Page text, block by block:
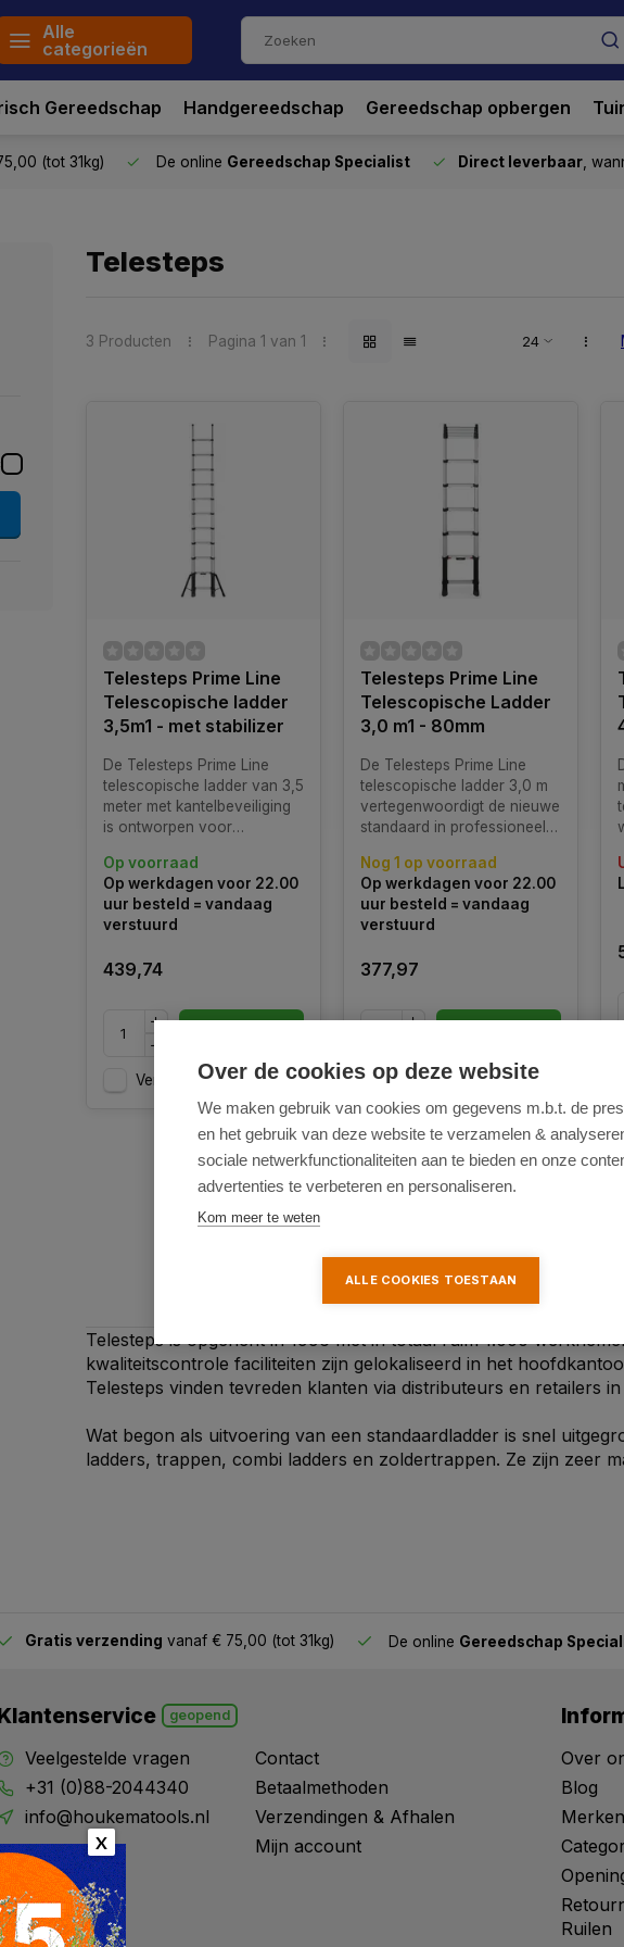
Alle
categorieën
Gereedschap Handgereedschap Gereedschap opbergen
(tot 31kg) De online Gereedschap Specialist Direct leverbaar ,
Telesteps
3 Producten Pagina 1 van 1
Telesteps Prime Line
Telescopische ladder
3,5m1 - met stabilizer
De Telesteps Prime Line
telescopische ladder van 3,5
meter met kantelbeveiliging
is ontworpen voor
veiligheid, stabiliteit en
ergonomie eisen. Dankzij de
unieke driehoekige
buisconstructie is deze
ooit
Op voorraad
Op werkdagen voor 22.00
uur besteld = vandaag
verstuurd
439,74
Vergelijk
Telesteps Prime Line
Telescopische Ladder
3,0 m1 - 80mm
De Telesteps Prime Line
telescopische ladder 3,0 m
vertegenwoordigt de nieuwe
standaard in professioneel
ladder is voorzien van een
unieke driehoekige
buisconstructie die zorgt
voor ongekende
Nog 1 op voorraad
Op werkdagen voor 22.00
uur besteld = vandaag
verstuurd
377,97
Vergelijk
Telesteps is opgericht in 1996 met in totaal ruim 1.000
kwaliteitscontrole faciliteiten zijn gelokaliseerd in het
Telesteps vinden tevreden klanten via distributeurs en retailers
Wat begon als uitvoering van een standaardladder is snel
ladders, trappen, combi ladders en zoldertrappen. Ze zijn zeer
Gratis verzending vanaf € 75,00 (tot 31kg) De online Gereedschap
geopend
Veelgestelde vragen
+31 (0)88-2044340
info@houkematools.nl
Contact
Betaalmethoden
Verzendingen & Afhalen
Mijn account
Over
Blog
Merken
Ruilen
Over de cookies op deze website
We maken gebruik van cookies om gegevens m.b.t. de
en het gebruik van deze website te verzamelen &
sociale netwerkfunctionaliteiten aan te bieden en onze
advertenties te verbeteren en personaliseren.
Kom meer te weten
ALLE COOKIES TOESTAAN
X